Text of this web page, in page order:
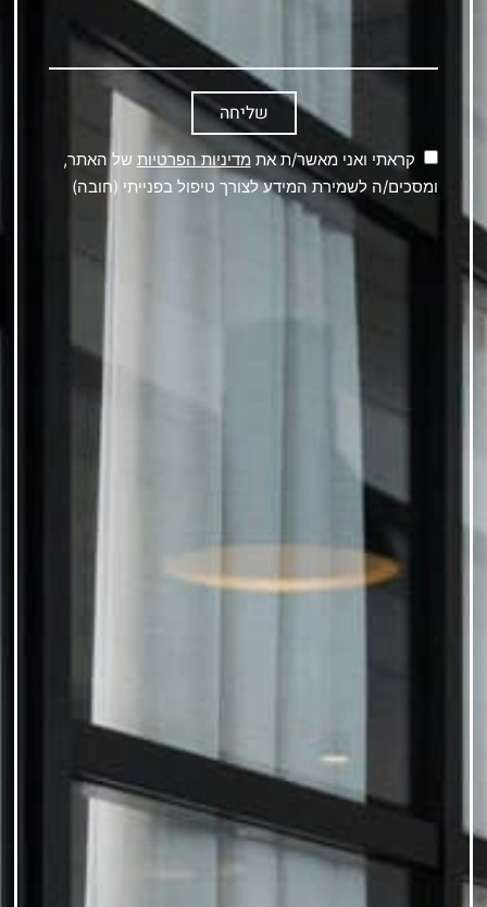
שליחה
קראתי ואני מאשר/ת את מדיניות הפרטיות של האתר,
ומסכים/ה לשמירת המידע לצורך טיפול בפנייתי (חובה)